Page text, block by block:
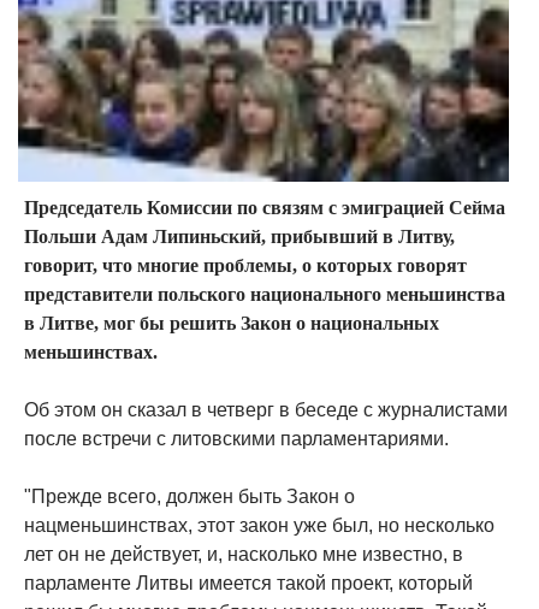
Председатель Комиссии по связям с эмиграцией Сейма
Польши Адам Липиньский, прибывший в Литву,
говорит, что многие проблемы, о которых говорят
представители польского национального меньшинства
в Литве, мог бы решить Закон о национальных
меньшинствах.
Об этом он сказал в четверг в беседе с журналистами
после встречи с литовскими парламентариями.
"Прежде всего, должен быть Закон о
нацменьшинствах, этот закон уже был, но несколько
лет он не действует, и, насколько мне известно, в
парламенте Литвы имеется такой проект, который